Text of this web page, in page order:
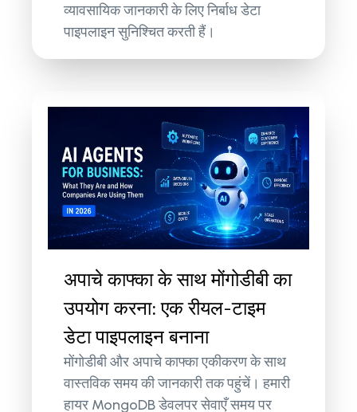
व्यावसायिक जानकारी के लिए निर्बाध डेटा
पाइपलाइन सुनिश्चित करती हैं।
अपाचे काफ्का के साथ मोंगोडीबी का
उपयोग करना: एक रीयल-टाइम
डेटा पाइपलाइन बनाना
मोंगोडीबी और अपाचे काफ्का एकीकरण के साथ
वास्तविक समय की जानकारी तक पहुंचें। हमारी
हायर MongoDB डेवलपर सेवाएँ समय पर